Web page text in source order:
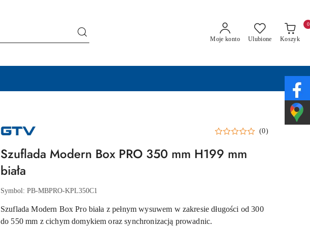
Moje konto Ulubione Koszyk
0
NAZWA
PRODUCENTA:
(0)
Szuflada Modern Box PRO 350 mm H199 mm
biała
Symbol: PB-MBPRO-KPL350C1
Szuflada Modern Box Pro biała z pełnym wysuwem w zakresie długości od 300
do 550 mm z cichym domykiem oraz synchronizacją prowadnic.